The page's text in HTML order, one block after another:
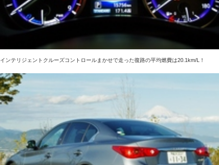
インテリジェントクルーズコントロールまかせで走った復路の平均燃費は20.1km/L！